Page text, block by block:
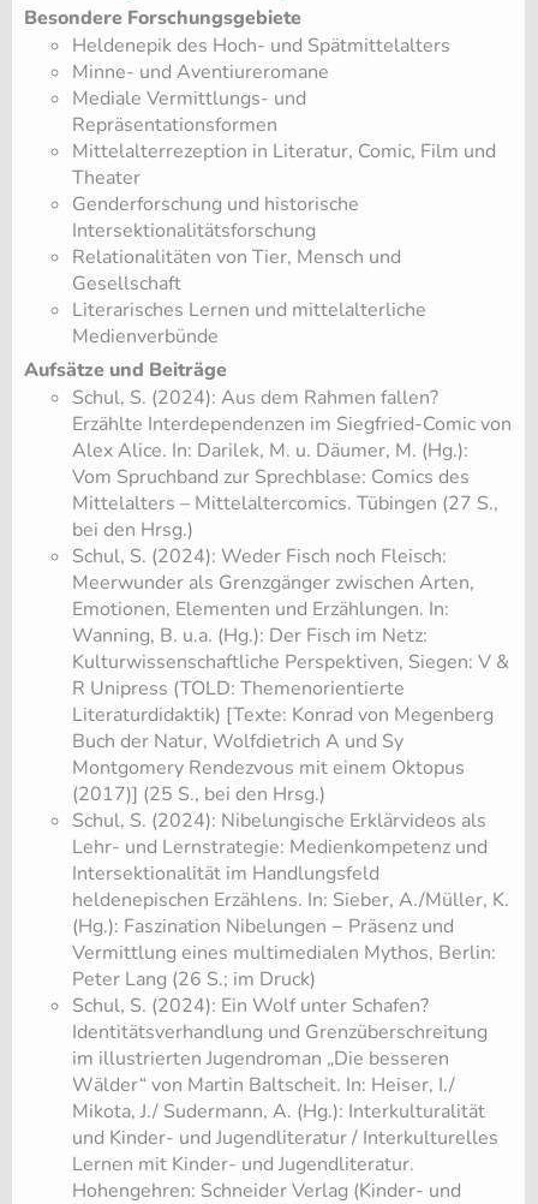
Besondere Forschungsgebiete
Heldenepik des Hoch- und Spätmittelalters
Minne- und Aventiureromane
Mediale Vermittlungs- und
Repräsentationsformen
Mittelalterrezeption in Literatur, Comic, Film und
Theater
Genderforschung und historische
Intersektionalitätsforschung
Relationalitäten von Tier, Mensch und
Gesellschaft
Literarisches Lernen und mittelalterliche
Medienverbünde
Aufsätze und Beiträge
Schul, S. (2024): Aus dem Rahmen fallen?
Erzählte Interdependenzen im Siegfried-Comic von
Alex Alice. In: Darilek, M. u. Däumer, M. (Hg.):
Vom Spruchband zur Sprechblase: Comics des
Mittelalters – Mittelaltercomics. Tübingen (27 S.,
bei den Hrsg.)
Schul, S. (2024): Weder Fisch noch Fleisch:
Meerwunder als Grenzgänger zwischen Arten,
Emotionen, Elementen und Erzählungen. In:
Wanning, B. u.a. (Hg.): Der Fisch im Netz:
Kulturwissenschaftliche Perspektiven, Siegen: V &
R Unipress (TOLD: Themenorientierte
Literaturdidaktik) [Texte: Konrad von Megenberg
Buch der Natur, Wolfdietrich A und Sy
Montgomery Rendezvous mit einem Oktopus
(2017)] (25 S., bei den Hrsg.)
Schul, S. (2024): Nibelungische Erklärvideos als
Lehr- und Lernstrategie: Medienkompetenz und
Intersektionalität im Handlungsfeld
heldenepischen Erzählens. In: Sieber, A./Müller, K.
(Hg.): Faszination Nibelungen − Präsenz und
Vermittlung eines multimedialen Mythos, Berlin:
Peter Lang (26 S.; im Druck)
Schul, S. (2024): Ein Wolf unter Schafen?
Identitätsverhandlung und Grenzüberschreitung
im illustrierten Jugendroman „Die besseren
Wälder“ von Martin Baltscheit. In: Heiser, I./
Mikota, J./ Sudermann, A. (Hg.): Interkulturalität
und Kinder- und Jugendliteratur / Interkulturelles
Lernen mit Kinder- und Jugendliteratur.
Hohengehren: Schneider Verlag (Kinder- und